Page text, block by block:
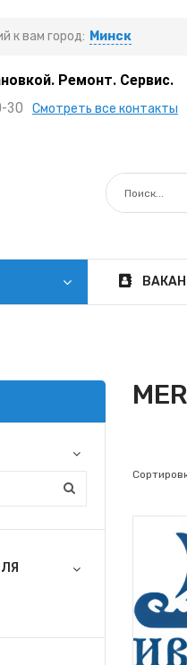
к вам город: Минск
Ремонт. Сервис.
30
Смотреть все контакты
5